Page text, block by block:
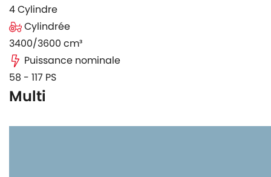
4 Cylindre
Cylindrée
3400/3600 cm³
Puissance nominale
58 - 117 PS
Multi